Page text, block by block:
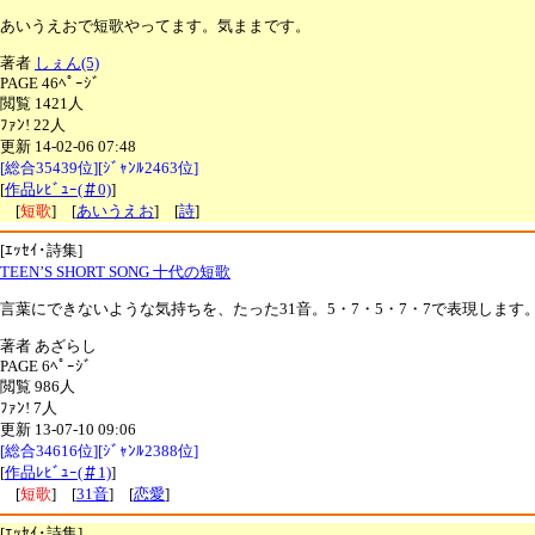
あいうえおで短歌やってます。気ままです。
著者 しぇん(5)
PAGE 46ﾍﾟｰｼﾞ
閲覧 1421人
ﾌｧﾝ! 22人
更新 14-02-06 07:48
[総合35439位][ｼﾞｬﾝﾙ2463位]
[作品ﾚﾋﾞｭｰ(＃0)]
[短歌] [あいうえお] [詩]
[ｴｯｾｲ･詩集]
TEEN’S SHORT SONG 十代の短歌
言葉にできないような気持ちを、たった31音。5・7・5・7・7で表現します
著者 あざらし
PAGE 6ﾍﾟｰｼﾞ
閲覧 986人
ﾌｧﾝ! 7人
更新 13-07-10 09:06
[総合34616位][ｼﾞｬﾝﾙ2388位]
[作品ﾚﾋﾞｭｰ(＃1)]
[短歌] [31音] [恋愛]